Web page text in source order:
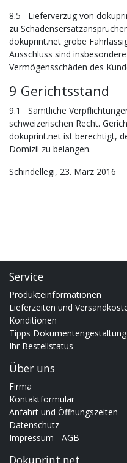
8.5 Lieferverzug von
zu
dokuprint.net grobe
Ausschluss sind
Vermögensschäden des
9 Gerichtsstand
9.1 Sämtliche
schweizerischen Recht.
dokuprint.net ist berechtigt,
Domizil zu belangen.
Schindellegi, 23. März 2016
Service
Produkteinformationen
Lieferzeiten und
Konditionen
Tipps Dokumentengestaltung
Ihr Bestellstatus
Über uns
Firma
Kontaktformular
Anfahrt und Öffnungszeiten
Datenschutz
Impressum - AGB
Dokuprint.net